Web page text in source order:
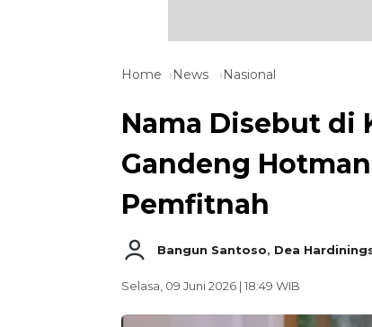
Home News Nasional
Nama Disebut di
Gandeng
Pemfitnah
Bangun Santoso, Dea
Selasa, 09 Juni 2026 | 18:49 WIB